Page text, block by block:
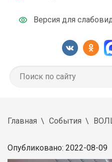
Версия для
Главная События
Опубликовано: 2022-08-09